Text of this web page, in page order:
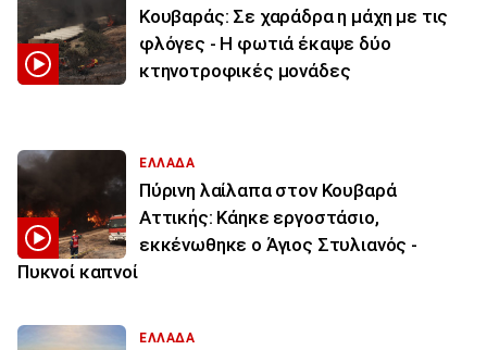
Κουβαράς: Σε χαράδρα η μάχη με τις
φλόγες - Η φωτιά έκαψε δύο
κτηνοτροφικές μονάδες
ΕΛΛΑΔΑ
Πύρινη λαίλαπα στον Κουβαρά
Αττικής: Κάηκε εργοστάσιο,
εκκένωθηκε ο Άγιος Στυλιανός -
Πυκνοί καπνοί
ΕΛΛΑΔΑ